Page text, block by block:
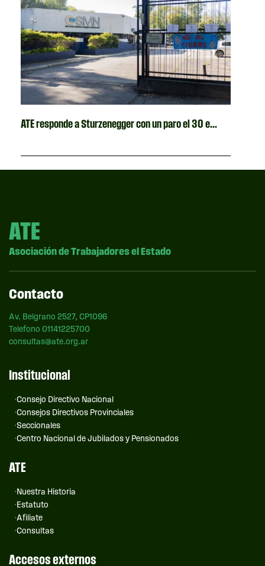
ATE responde a Sturzenegger con un paro el 30 e...
ATE
Asociación de Trabajadores el Estado
Contacto
Av. Belgrano 2527, CP1096
Telefono 01141225700
consultas@ate.org.ar
Institucional
Consejo Directivo Nacional
Consejos Directivos Provinciales
Seccionales
Centro Nacional de Jubilados y Pensionados
ATE
Nuestra Historia
Estatuto
Afiliate
Consultas
Accesos externos